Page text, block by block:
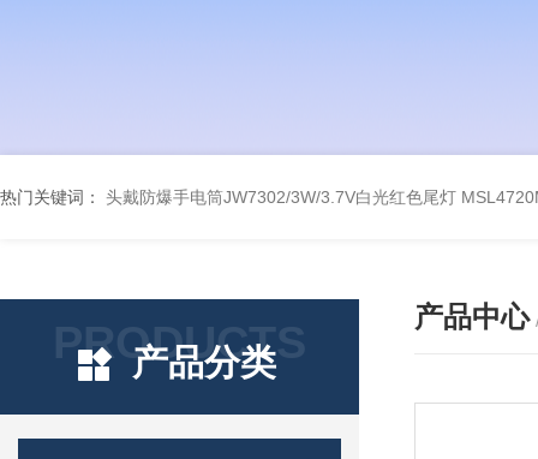
热门关键词： 头戴防爆手电筒JW7302/3W/3.7V白光红色尾灯
PRODUCTS
产品分类
产品中心